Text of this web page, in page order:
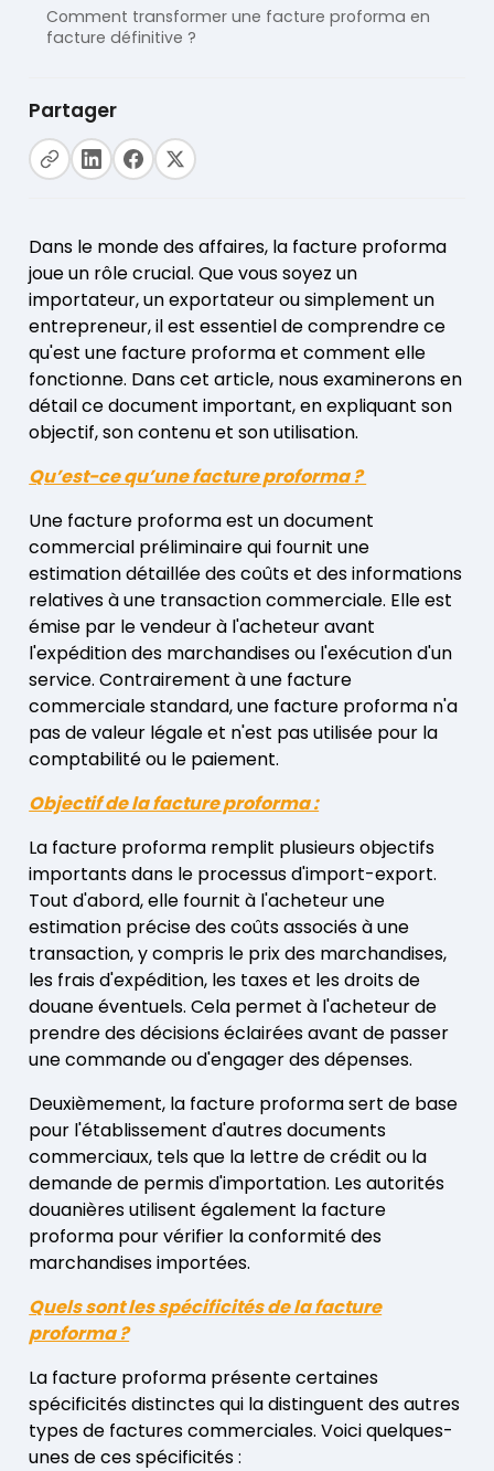
Comment transformer une facture proforma en
facture définitive ?
Partager
Dans le monde des affaires, la facture proforma
joue un rôle crucial. Que vous soyez un
importateur, un exportateur ou simplement un
entrepreneur, il est essentiel de comprendre ce
qu'est une facture proforma et comment elle
fonctionne. Dans cet article, nous examinerons en
détail ce document important, en expliquant son
objectif, son contenu et son utilisation.
Qu’est-ce qu’une facture proforma ?
Une facture proforma est un document
commercial préliminaire qui fournit une
estimation détaillée des coûts et des informations
relatives à une transaction commerciale. Elle est
émise par le vendeur à l'acheteur avant
l'expédition des marchandises ou l'exécution d'un
service. Contrairement à une facture
commerciale standard, une facture proforma n'a
pas de valeur légale et n'est pas utilisée pour la
comptabilité ou le paiement.
Objectif de la facture proforma :
La facture proforma remplit plusieurs objectifs
importants dans le processus d'import-export.
Tout d'abord, elle fournit à l'acheteur une
estimation précise des coûts associés à une
transaction, y compris le prix des marchandises,
les frais d'expédition, les taxes et les droits de
douane éventuels. Cela permet à l'acheteur de
prendre des décisions éclairées avant de passer
une commande ou d'engager des dépenses.
Deuxièmement, la facture proforma sert de base
pour l'établissement d'autres documents
commerciaux, tels que la lettre de crédit ou la
demande de permis d'importation. Les autorités
douanières utilisent également la facture
proforma pour vérifier la conformité des
marchandises importées.
Quels sont les spécificités de la facture
proforma ?
La facture proforma présente certaines
spécificités distinctes qui la distinguent des autres
types de factures commerciales. Voici quelques-
unes de ces spécificités :